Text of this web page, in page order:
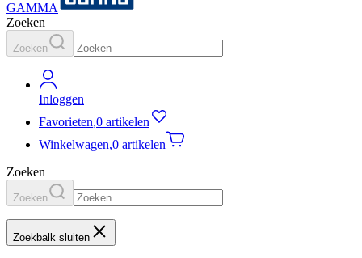
GAMMA
Zoeken
Zoeken
Inloggen
Favorieten,0 artikelen
Winkelwagen,0 artikelen
Zoeken
Zoeken
Zoekbalk sluiten